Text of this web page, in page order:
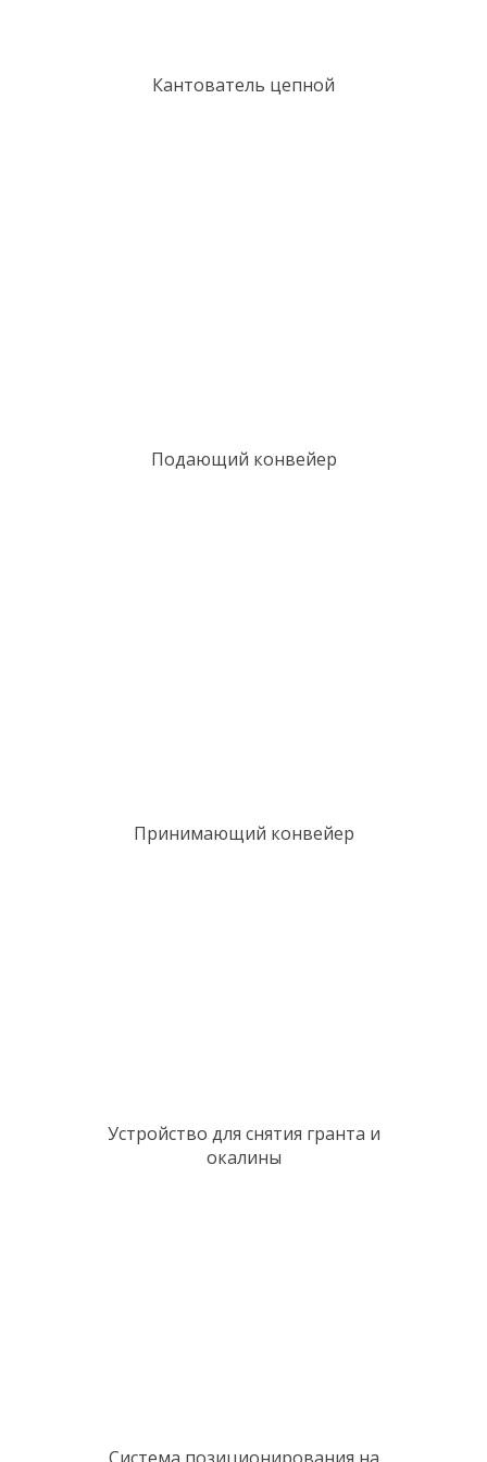
Кантователь цепной
Подающий конвейер
Принимающий конвейер
Устройство для снятия гранта и
окалины